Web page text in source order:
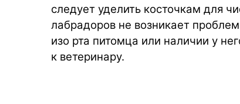
следует уделить косточкам для
лабрадоров не возникает
изо рта питомца или наличии у
к ветеринару.